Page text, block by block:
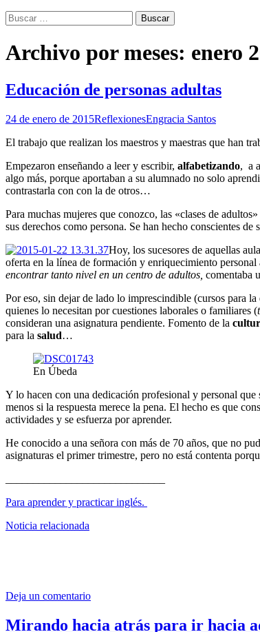
Buscar:
Archivo por meses: enero
Educación de personas adultas
24 de enero de 2015ReflexionesEngracia Santos
El trabajo que realizan los maestros y maestras que han
Empezaron enseñando a leer y escribir, alfabetizando, a
algo más, porque aportaban a su alumnado no solo
contrastarla con con la de otros…
Para muchas mujeres que conozco, las «clases de
sus derechos como persona. Se han hecho conscientes
Hoy, los sucesores de aquellas
oferta en la línea de formación y enriquecimiento
encontrar tanto nivel en un centro de adultos, comentaba
Por eso, sin dejar de lado lo imprescindible (cursos para
quienes lo necesitan por cuestiones laborales o familiares (
consideran una asignatura pendiente. Fomento de la
para la salud…
En Úbeda
Y lo hacen con una dedicación profesional y personal que
menos si la respuesta merece la pena. El hecho es que
actividades y se esfuerza por aprender.
He conocido a una señora con más de 70 años, que no
asignaturas el primer trimestre, pero no está contenta
Para aprender y practicar inglés.
Noticia relacionada
Deja un comentario
Mirando hacia atrás para ir hacia